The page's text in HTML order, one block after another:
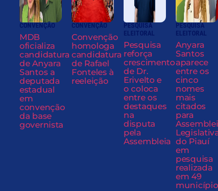
CONVENÇÃO
MDB
oficializa
candidatura
de Anyara
Santos a
deputada
estadual
em
convenção
da base
governista
CONVENÇÃO
Convenção
homologa
candidatura
de Rafael
Fonteles à
reeleição
PESQUISA
ELEITORAL
Pesquisa
reforça
crescimento
de Dr.
Erivelto e
o coloca
entre os
destaques
na
disputa
pela
Assembleia
PESQUISA
ELEITORAL
Anyara
Santos
aparece
entre os
cinco
nomes
mais
citados
para
do Piauí
em
pesquisa
realizada
em 49